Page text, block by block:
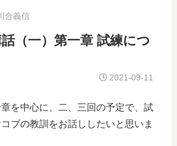
川合義信
（一）第一章 試練につ
2021-09-11
を中心に、二、三回の予定で、試
ブの教訓をお話ししたいと思いま